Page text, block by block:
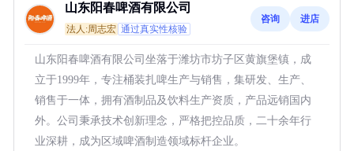
山东阳春啤酒有限公司
法人:周志宏 通过真实性核验
咨询 进店
山东阳春啤酒有限公司坐落于潍坊市坊子区黄旗堡镇，成
立于1999年，专注桶装扎啤生产与销售，集研发、生产、
销售于一体，拥有酒制品及饮料生产资质，产品远销国内
外。公司秉承技术创新理念，严格把控品质，二十余年行
业深耕，成为区域啤酒制造领域标杆企业。